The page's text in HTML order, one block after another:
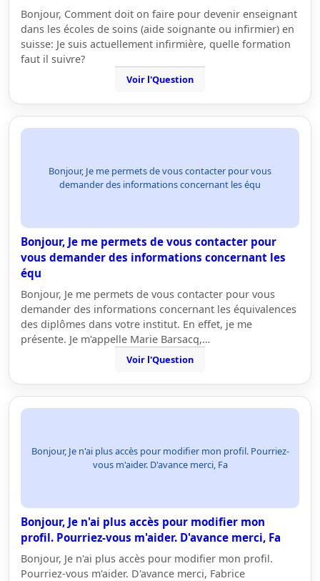
Bonjour, Comment doit on faire pour devenir enseignant
dans les écoles de soins (aide soignante ou infirmier) en
suisse: Je suis actuellement infirmière, quelle formation
faut il suivre?
Voir l'Question
Bonjour, Je me permets de vous contacter pour vous
demander des informations concernant les équ
Bonjour, Je me permets de vous contacter pour
vous demander des informations concernant les
équ
Bonjour, Je me permets de vous contacter pour vous
demander des informations concernant les équivalences
des diplômes dans votre institut. En effet, je me
présente. Je m'appelle Marie Barsacq,…
Voir l'Question
Bonjour, Je n'ai plus accès pour modifier mon profil. Pourriez-
vous m'aider. D'avance merci, Fa
Bonjour, Je n'ai plus accès pour modifier mon
profil. Pourriez-vous m'aider. D'avance merci, Fa
Bonjour, Je n'ai plus accès pour modifier mon profil.
Pourriez-vous m'aider. D'avance merci, Fabrice